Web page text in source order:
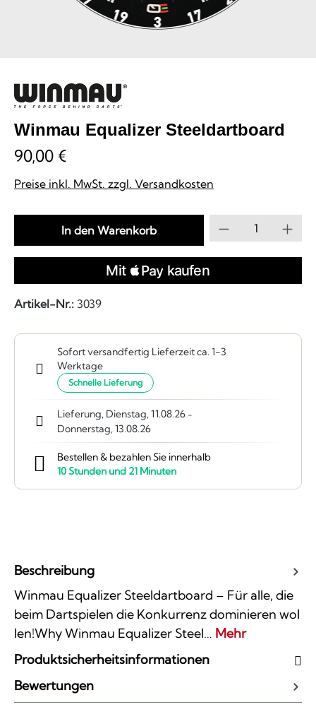
Winmau Equalizer Steeldartboard
90,00 €
Preise inkl. MwSt. zzgl. Versandkosten
Produkt
In den Warenkorb
Artikel-Nr.: 3039
Sofort versandfertig Lieferzeit ca. 1-3
Werktage
Schnelle Lieferung
Lieferung, Dienstag, 11.08.26 -
Donnerstag, 13.08.26
Bestellen & bezahlen Sie innerhalb
10Stunden und 21 Minuten
Beschreibung
Winmau Equalizer Steeldartboard – Für alle, die
beim Dartspielen die Konkurrenz dominieren wol
len!Why Winmau Equalizer Steel… Mehr
Produktsicherheitsinformationen
Bewertungen